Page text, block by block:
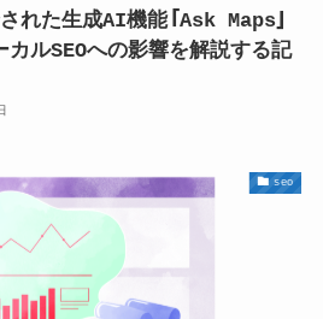
れた生成AI機能「Ask Maps」
ルSEOへの影響を解説する記
seo